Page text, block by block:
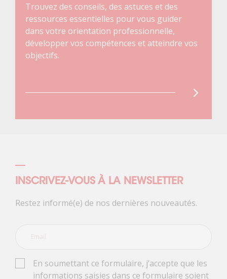
Trouvez des conseils, des astuces et des
ressources essentielles pour vous guider
dans votre orientation professionnelle,
développer vos compétences et atteindre vos
objectifs.
INSCRIVEZ-VOUS À LA NEWSLETTER
Restez informé(e) de nos dernières nouveautés.
En soumettant ce formulaire, j’accepte que les
informations saisies dans ce formulaire soient